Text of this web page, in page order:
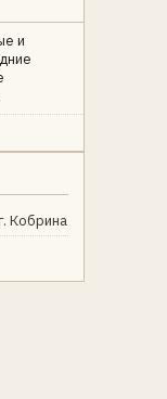
и
Кобрина